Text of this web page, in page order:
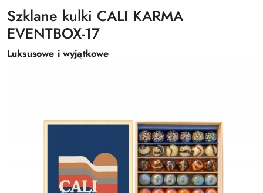
Szklane kulki CALI KARMA
EVENTBOX-17
Luksusowe i wyjątkowe